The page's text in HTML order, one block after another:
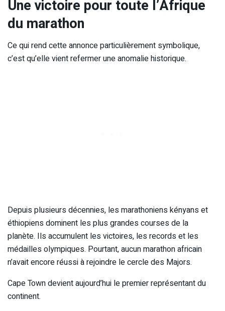
Une victoire pour toute l’Afrique
du marathon
Ce qui rend cette annonce particulièrement symbolique,
c’est qu’elle vient refermer une anomalie historique.
Depuis plusieurs décennies, les marathoniens kényans et
éthiopiens dominent les plus grandes courses de la
planète. Ils accumulent les victoires, les records et les
médailles olympiques. Pourtant, aucun marathon africain
n’avait encore réussi à rejoindre le cercle des Majors.
Cape Town devient aujourd’hui le premier représentant du
continent.